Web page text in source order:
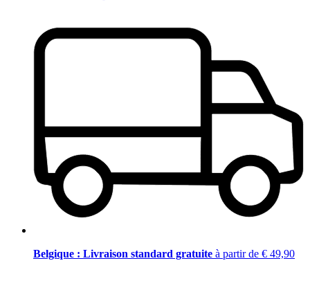
Belgique : Livraison standard gratuite à partir de € 49,90